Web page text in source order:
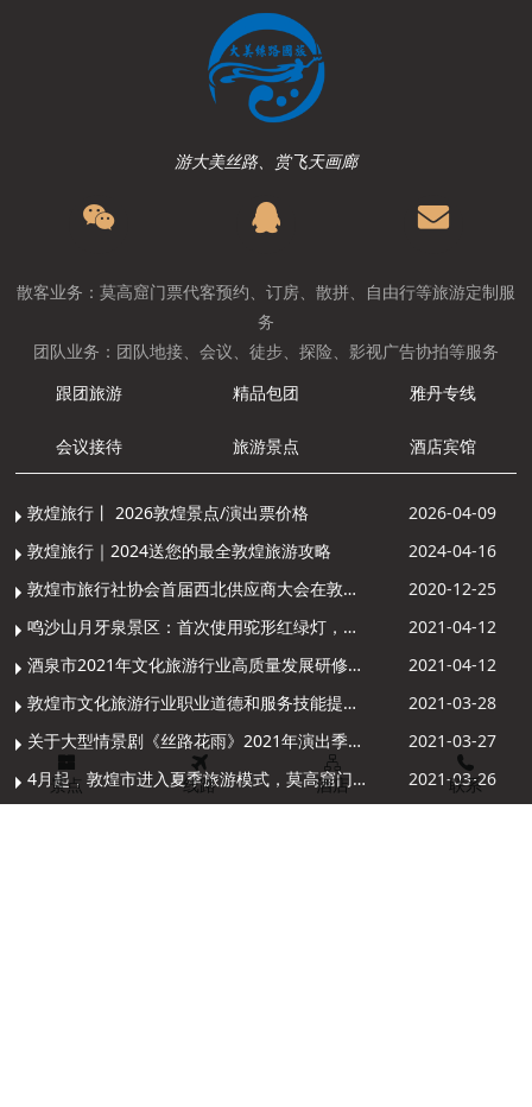
游大美丝路、赏飞天画廊
散客业务：莫高窟门票代客预约、订房、散拼、自由行等旅游定制服
务
团队业务：团队地接、会议、徒步、探险、影视广告协拍等服务
跟团旅游
精品包团 雅丹专线
会议接待 旅游景点 酒店宾馆
敦煌旅行丨 2026敦煌景点/演出票价格
2026-04-09
敦煌旅行｜2024送您的最全敦煌旅游攻略
2024-04-16
敦煌市旅行社协会首届西北供应商大会在敦煌召开
2020-12-25
鸣沙山月牙泉景区：首次使用驼形红绿灯，骆驼“看驼灯绿了”走起来
2021-04-12
酒泉市2021年文化旅游行业高质量发展研修提升培训班敦煌分训点开班
2021-04-12
敦煌市文化旅游行业职业道德和服务技能提升导游专项培训成功举办
2021-03-28
关于大型情景剧《丝路花雨》2021年演出季开演的通知
2021-03-27
4月起，敦煌市进入夏季旅游模式，莫高窟门票价格调整
2021-03-26
景点 线路 酒店 联系